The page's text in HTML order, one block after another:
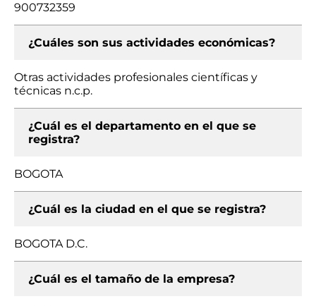
900732359
¿Cuáles son sus actividades económicas?
Otras actividades profesionales científicas y
técnicas n.c.p.
¿Cuál es el departamento en el que se
registra?
BOGOTA
¿Cuál es la ciudad en el que se registra?
BOGOTA D.C.
¿Cuál es el tamaño de la empresa?